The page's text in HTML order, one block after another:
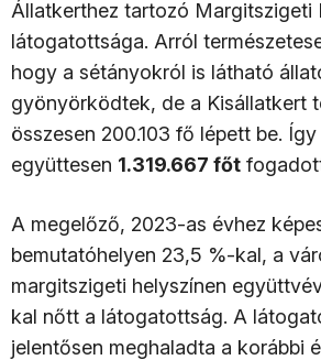
Állatkerthez tartozó Margitszigeti
látogatottsága. Arról
hogy a sétányokról is látható
gyönyörködtek, de a Kisállatkert
összesen 200.103 fő lépett be.
együttesen 1.319.667 főt
A megelőző, 2023-as évhez
bemutatóhelyen 23,5 %-kal, a
margitszigeti helyszínen
kal nőtt a látogatottság. A
jelentősen meghaladta a korábbi